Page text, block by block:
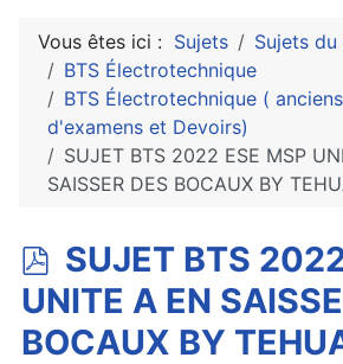
Vous êtes ici : Sujets Sujets
BTS Électrotechnique
BTS Électrotechnique (
d'examens et Devoirs)
SUJET BTS 2022 ESE MSP
SAISSER DES BOCAUX BY
p
d
f
SUJET BTS
UNITE A EN
BOCAUX BY